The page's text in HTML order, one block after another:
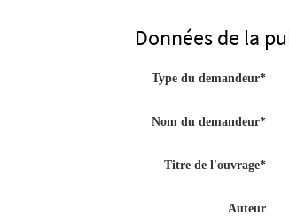
Données de la
Type du demandeur*
Nom du demandeur*
Titre de l'ouvrage*
Auteur